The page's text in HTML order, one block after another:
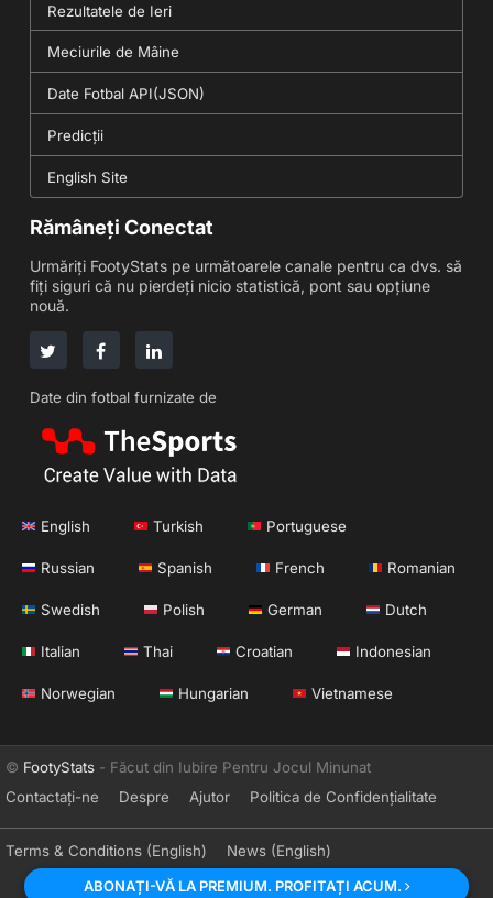
Rezultatele de Ieri
Meciurile de Mâine
Date Fotbal API(JSON)
Predicții
English Site
Rămâneți Conectat
Urmăriți FootyStats pe următoarele canale pentru ca dvs. să
fiți siguri că nu pierdeți nicio statistică, pont sau opțiune
nouă.
Date din fotbal furnizate de
English Turkish Portuguese
Russian Spanish French Romanian
Swedish Polish German Dutch
Italian Thai Croatian Indonesian
Norwegian Hungarian Vietnamese
© FootyStats - Făcut din Iubire Pentru Jocul Minunat
Contactați-ne
Despre Ajutor Politica de Confidențialitate
Terms & Conditions (English) News (English)
ABONAȚI-VĂ LA PREMIUM. PROFITAȚI ACUM.